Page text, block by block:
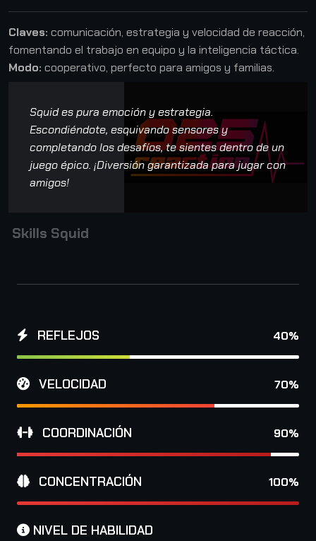
Claves: comunicación, estrategia y velocidad de reacción,
fomentando el trabajo en equipo y la inteligencia táctica.
Modo: cooperativo, perfecto para amigos y familias.
Squid es pura emoción y estrategia.
Escondiéndote, esquivando sensores y
completando los desafíos, te sientes dentro de un
juego épico. ¡Diversión garantizada para jugar con
amigos!
Skills Squid
REFLEJOS 40%
VELOCIDAD 70%
COORDINACIÓN 90%
CONCENTRACIÓN 100%
NIVEL DE HABILIDAD